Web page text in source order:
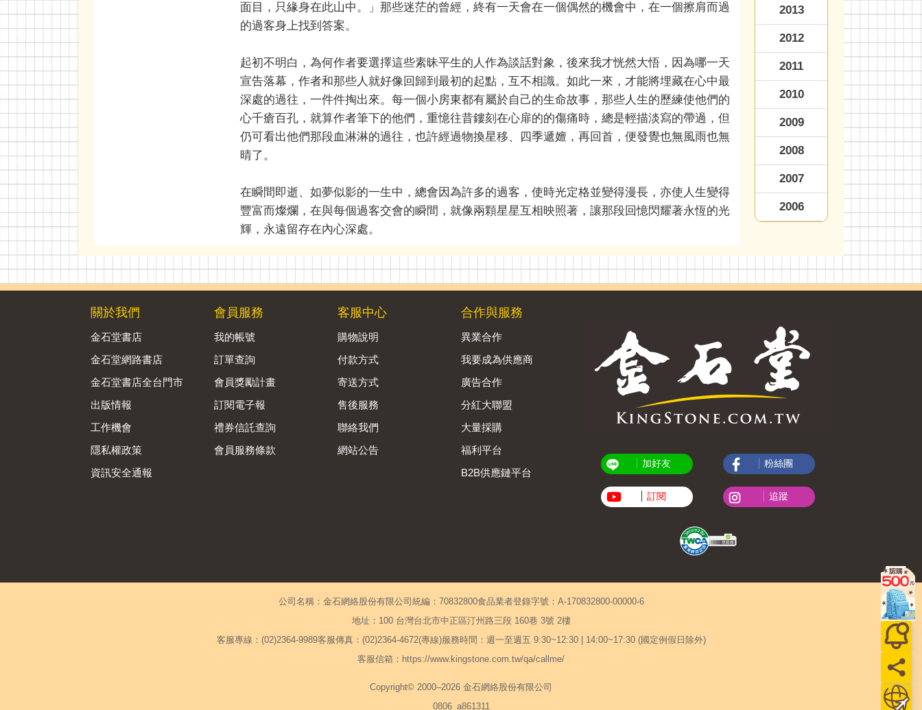
面目，只緣身在此山中。」那些迷茫的曾經，終有一天會在一個偶然的機會中，在一個擦肩而過
的過客身上找到答案。
起初不明白，為何作者要選擇這些素昧平生的人作為談話對象，後來我才恍然大悟，因為哪一天
宣告落幕，作者和那些人就好像回歸到最初的起點，互不相識。如此一來，才能將埋藏在心中最
深處的過往，一件件掏出來。每一個小房東都有屬於自己的生命故事，那些人生的歷練使他們的
心千瘡百孔，就算作者筆下的他們，重憶往昔鏤刻在心扉的的傷痛時，總是輕描淡寫的帶過，但
仍可看出他們那段血淋淋的過往，也許經過物換星移、四季遞嬗，再回首，便發覺也無風雨也無
晴了。
在瞬間即逝、如夢似影的一生中，總會因為許多的過客，使時光定格並變得漫長，亦使人生變得
豐富而燦爛，在與每個過客交會的瞬間，就像兩顆星星互相映照著，讓那段回憶閃耀著永恆的光
輝，永遠留存在內心深處。
2013
2012
2011
2010
2009
2008
2007
2006
關於我們
金石堂書店
金石堂網路書店
金石堂書店全台門市
出版情報
工作機會
隱私權政策
資訊安全通報
會員服務
我的帳號
訂單查詢
會員獎勵計畫
訂閱電子報
禮券信託查詢
會員服務條款
客服中心
購物說明
付款方式
寄送方式
售後服務
聯絡我們
網站公告
合作與服務
異業合作
我要成為供應商
廣告合作
分紅大聯盟
大量採購
福利平台
B2B供應鏈平台
加好友
訂閱
粉絲團
追蹤
公司名稱：金石網絡股份有限公司 統編：70832800食品業者登錄字號：A-170832800-00000-6
地址：100 台灣台北市中正區汀州路三段 160巷 3號 2樓
客服專線：(02)2364-9989客服傳真：(02)2364-4672(專線)服務時間：週一至週五 9:30~12:30 | 14:00~17:30 (國定例假日除外)
客服信箱：https://www.kingstone.com.tw/qa/callme/
Copyright© 2000–2026 金石網絡股份有限公司
0806_a861311